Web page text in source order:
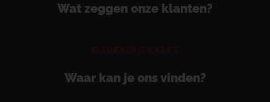
Wat zeggen onze klanten?
SITUERING KAART
Waar kan je ons vinden?